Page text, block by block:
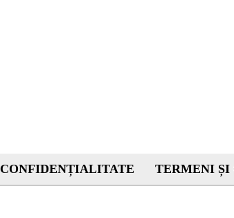
CONFIDENȚIALITATE TERMENI